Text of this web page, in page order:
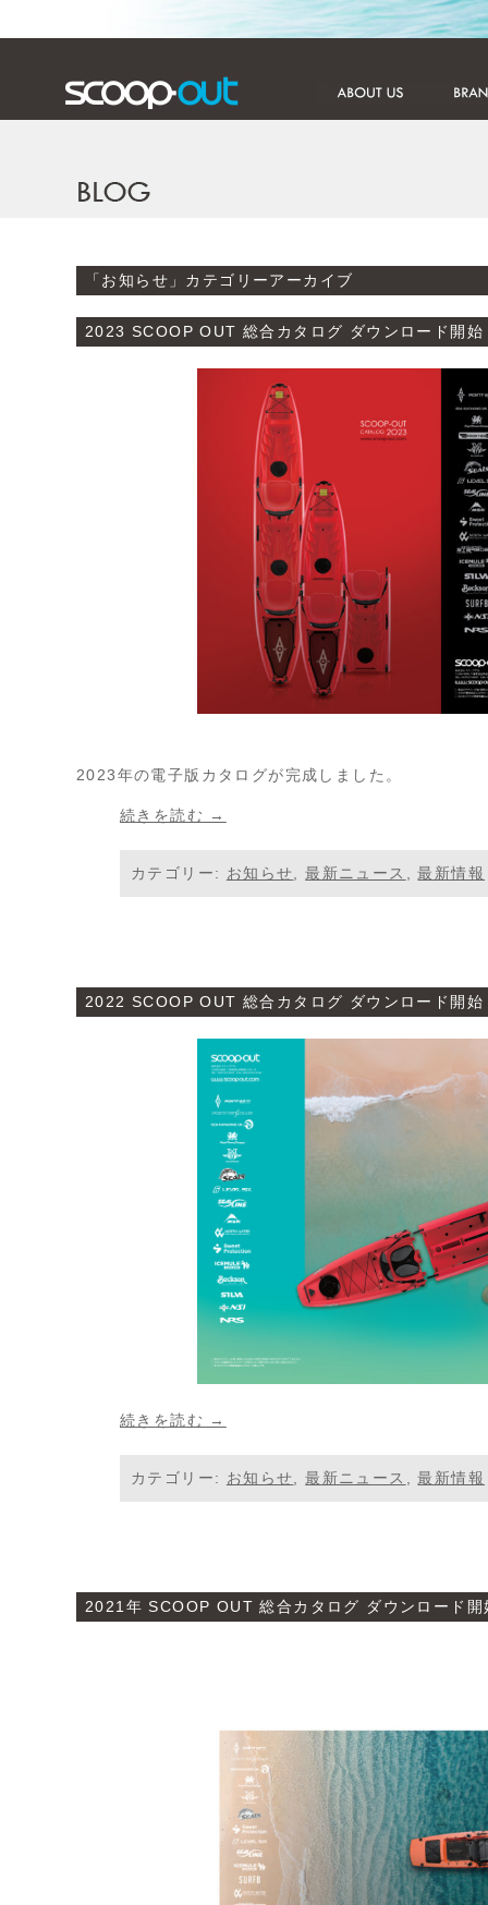
「 お知らせ 」カテゴリーアーカイブ
2023 SCOOP OUT 総合カタログ ダウンロード開始
2023年の電子版カタログが完成しました。
続きを読む →
カテゴリー: お知らせ ,最新ニュース ,最新情報
2022 SCOOP OUT 総合カタログ ダウンロード開始
続きを読む →
カテゴリー: お知らせ ,最新ニュース ,最新情報
2021年 SCOOP OUT 総合カタログ ダウンロード開